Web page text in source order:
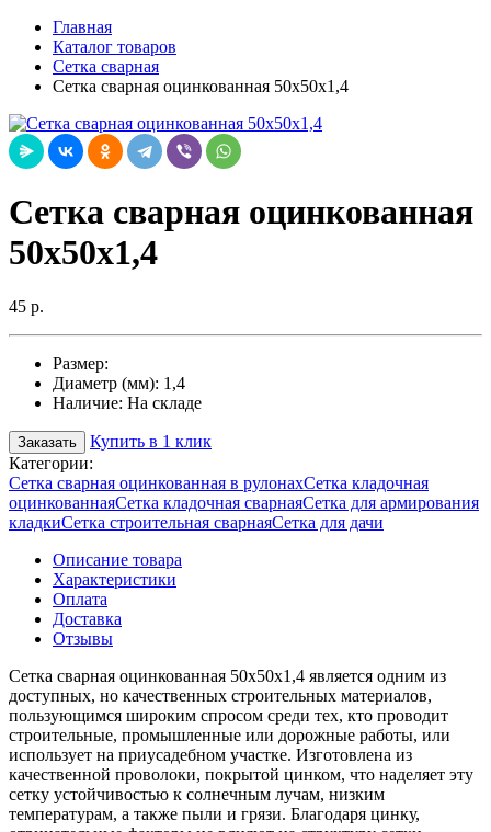
Главная
Каталог товаров
Сетка сварная
Сетка сварная оцинкованная 50х50х1,4
Сетка сварная оцинкованная
50х50х1,4
45 р.
Размер:
Диаметр (мм): 1,4
Наличие: На складе
Заказать
Купить в 1 клик
Категории:
Сетка сварная оцинкованная в рулонахСетка кладочная
оцинкованнаяСетка кладочная сварнаяСетка для армирования
кладкиСетка строительная сварнаяСетка для дачи
Описание товара
Характеристики
Оплата
Доставка
Отзывы
Сетка сварная оцинкованная 50х50х1,4 является одним из
доступных, но качественных строительных материалов,
пользующимся широким спросом среди тех, кто проводит
строительные, промышленные или дорожные работы, или
использует на приусадебном участке. Изготовлена из
качественной проволоки, покрытой цинком, что наделяет эту
сетку устойчивостью к солнечным лучам, низким
температурам, а также пыли и грязи. Благодаря цинку,